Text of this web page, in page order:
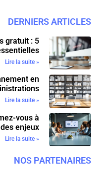
DERNIERS ARTICLES
gratuit : 5
Lire la suite »
en
Lire la suite »
vous à
enjeux
Lire la suite »
NOS PARTENAIRES